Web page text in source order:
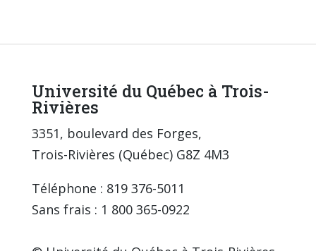
Université du Québec à Trois-
Rivières
3351, boulevard des Forges,
Trois-Rivières (Québec) G8Z 4M3
Téléphone : 819 376-5011
Sans frais : 1 800 365-0922